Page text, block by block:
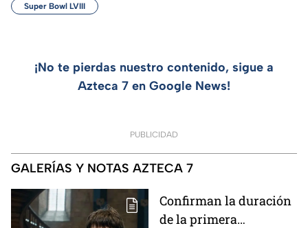
Super Bowl LVIII
¡No te pierdas nuestro contenido, sigue a
Azteca 7 en Google News!
PUBLICIDAD
GALERÍAS Y NOTAS AZTECA 7
Confirman la duración
de la primera